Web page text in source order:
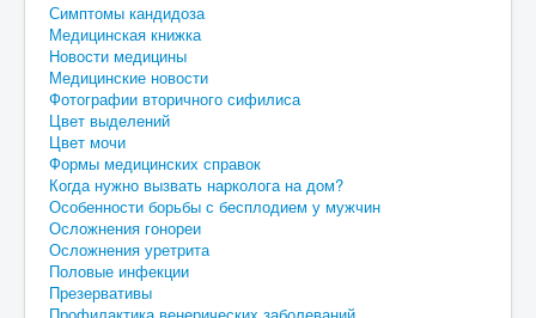
Симптомы кандидоза
Медицинская книжка
Новости медицины
Медицинские новости
Фотографии вторичного сифилиса
Цвет выделений
Цвет мочи
Формы медицинских справок
Когда нужно вызвать нарколога на дом?
Особенности борьбы с бесплодием у мужчин
Осложнения гонореи
Осложнения уретрита
Половые инфекции
Презервативы